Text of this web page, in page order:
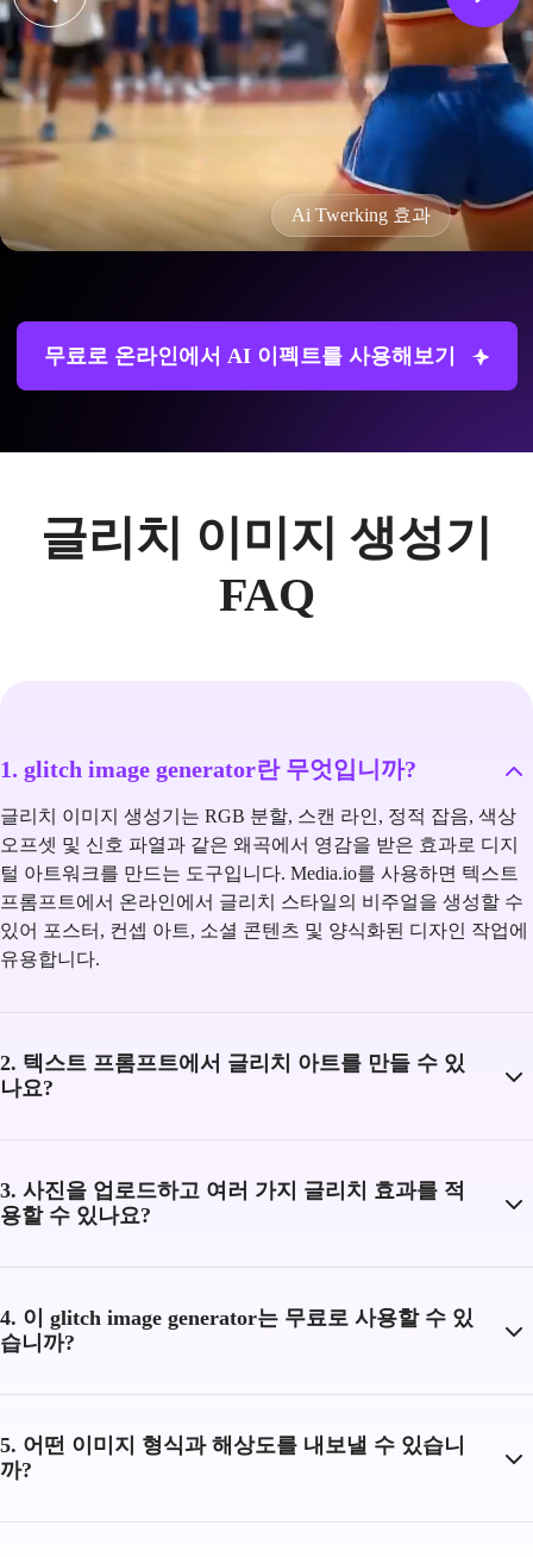
Ai Twerking 효과
무료로 온라인에서 AI 이펙트를 사용해보기
글리치 이미지 생성기
FAQ
1. glitch image generator란 무엇입니까?
글리치 이미지 생성기는 RGB 분할, 스캔 라인, 정적 잡음, 색상
오프셋 및 신호 파열과 같은 왜곡에서 영감을 받은 효과로 디지
털 아트워크를 만드는 도구입니다. Media.io를 사용하면 텍스트
프롬프트에서 온라인에서 글리치 스타일의 비주얼을 생성할 수
있어 포스터, 컨셉 아트, 소셜 콘텐츠 및 양식화된 디자인 작업에
유용합니다.
2. 텍스트 프롬프트에서 글리치 아트를 만들 수 있
나요?
3. 사진을 업로드하고 여러 가지 글리치 효과를 적
용할 수 있나요?
4. 이 glitch image generator는 무료로 사용할 수 있
습니까?
5. 어떤 이미지 형식과 해상도를 내보낼 수 있습니
까?